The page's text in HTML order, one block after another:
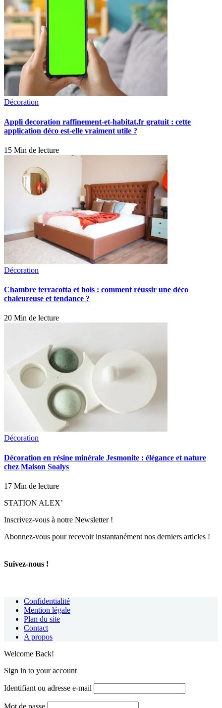
Décoration
Appli decoration raffinement-et-habitat.fr gratuit : cette
application déco est-elle vraiment utile ?
15 Min de lecture
Décoration
Chambre terracotta et bois : comment réussir une déco
chaleureuse et tendance ?
20 Min de lecture
Décoration
Décoration en résine minérale Jesmonite : élégance et nature
chez Maison Soalys
17 Min de lecture
STATION ALEX’
Inscrivez-vous à notre Newsletter !
Abonnez-vous pour recevoir instantanément nos derniers articles !
Suivez-nous !
Confidentialité
Mention légale
Plan du site
Contact
A propos
Welcome Back!
Sign in to your account
Identifiant ou adresse e-mail